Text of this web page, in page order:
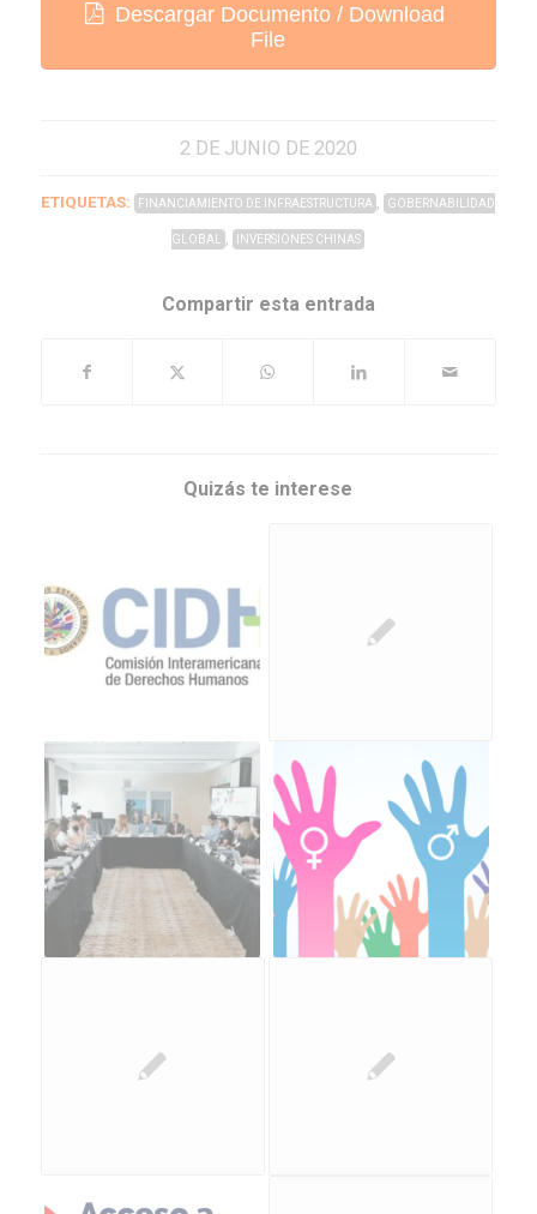
Descargar Documento / Download
File
2 DE JUNIO DE 2020
ETIQUETAS: FINANCIAMIENTO DE INFRAESTRUCTURA , GOBERNABILIDAD
GLOBAL , INVERSIONES CHINAS
Compartir esta entrada
Quizás te interese